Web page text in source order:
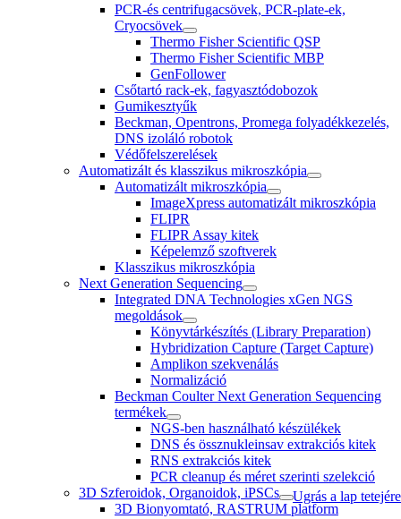
PCR-és centrifugacsövek, PCR-plate-ek,
Cryocsövek
Thermo Fisher Scientific QSP
Thermo Fisher Scientific MBP
GenFollower
Csőtartó rack-ek, fagyasztódobozok
Gumikesztyűk
Beckman, Opentrons, Promega folyadékkezelés,
DNS izoláló robotok
Védőfelszerelések
Automatizált és klasszikus mikroszkópia
Automatizált mikroszkópia
ImageXpress automatizált mikroszkópia
FLIPR
FLIPR Assay kitek
Képelemző szoftverek
Klasszikus mikroszkópia
Next Generation Sequencing
Integrated DNA Technologies xGen NGS
megoldások
Könyvtárkészítés (Library Preparation)
Hybridization Capture (Target Capture)
Amplikon szekvenálás
Normalizáció
Beckman Coulter Next Generation Sequencing
termékek
NGS-ben használható készülékek
DNS és össznukleinsav extrakciós kitek
RNS extrakciós kitek
PCR cleanup és méret szerinti szelekció
3D Szferoidok, Organoidok, iPSCs
3D Bionyomtató, RASTRUM platform
Ugrás a lap tetejére